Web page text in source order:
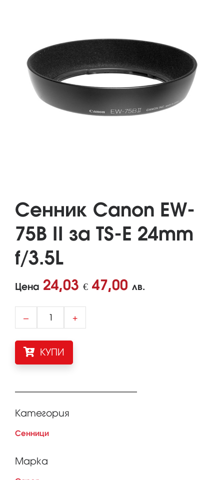
Сенник Canon EW-
75B II за TS-E 24mm
f/3.5L
Цена 24,03 € 47,00 лв.
– +
КУПИ
Категория
Сенници
Марка